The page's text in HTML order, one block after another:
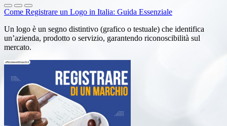
Come Registrare un Logo in Italia: Guida Essenziale
Un logo è un segno distintivo (grafico o testuale) che identifica
un’azienda, prodotto o servizio, garantendo riconoscibilità sul
mercato.